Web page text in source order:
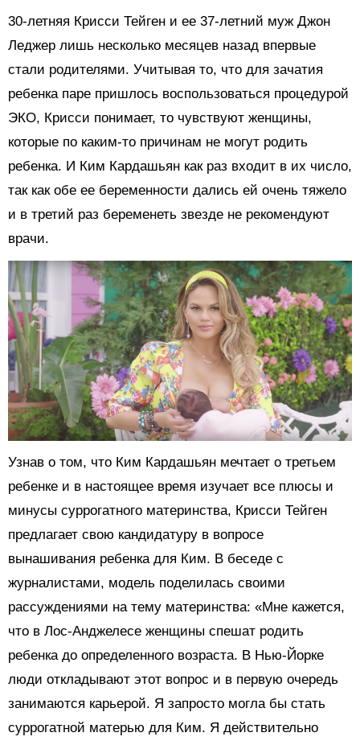
30-летняя Крисси Тейген и ее 37-летний муж Джон
Леджер лишь несколько месяцев назад впервые
стали родителями. Учитывая то, что для зачатия
ребенка паре пришлось воспользоваться процедурой
ЭКО, Крисси понимает, то чувствуют женщины,
которые по каким-то причинам не могут родить
ребенка. И Ким Кардашьян как раз входит в их число,
так как обе ее беременности дались ей очень тяжело
и в третий раз беременеть звезде не рекомендуют
врачи.
Узнав о том, что Ким Кардашьян мечтает о третьем
ребенке и в настоящее время изучает все плюсы и
минусы суррогатного материнства, Крисси Тейген
предлагает свою кандидатуру в вопросе
вынашивания ребенка для Ким. В беседе с
журналистами, модель поделилась своими
рассуждениями на тему материнства: «Мне кажется,
что в Лос-Анджелесе женщины спешат родить
ребенка до определенного возраста. В Нью-Йорке
люди откладывают этот вопрос и в первую очередь
занимаются карьерой. Я запросто могла бы стать
суррогатной матерью для Ким. Я действительно